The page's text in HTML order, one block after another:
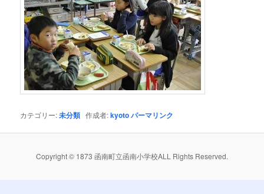
カテゴリー:未分類 作成者:kyotoパーマリンク
Copyright © 1873 函南町立函南小学校ALL Rights Reserved.